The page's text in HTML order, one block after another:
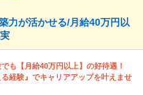
力が活かせる/月給40万円以
も【月給40万円以上】の好待遇！
る経験』でキャリアアップを叶えませ